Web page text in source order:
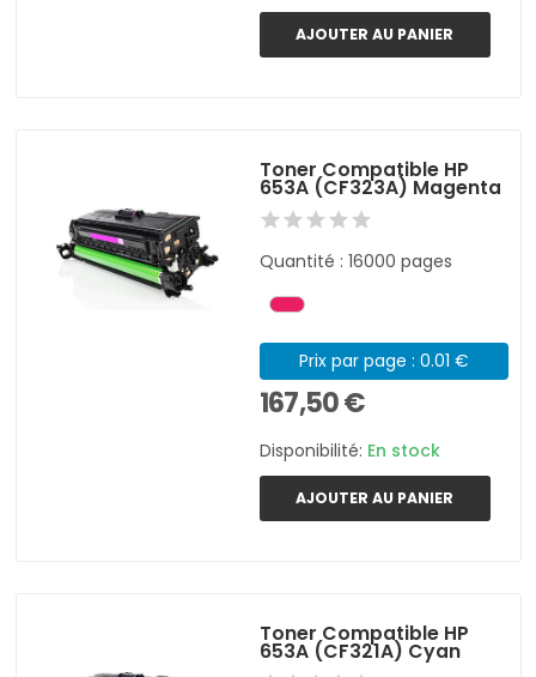
AJOUTER AU PANIER
Toner Compatible HP
653A (CF323A) Magenta
Quantité : 16000 pages
Prix par page : 0.01 €
167,50 €
Disponibilité: En stock
AJOUTER AU PANIER
Toner Compatible HP
653A (CF321A) Cyan